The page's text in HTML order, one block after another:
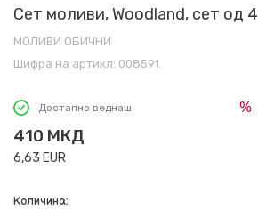
Сет моливи, Woodland, сет од 4
МОЛИВИ ОБИЧНИ
Шифра на артикл: 008591
Достапно веднаш
410 МКД
6,63 EUR
Количина: